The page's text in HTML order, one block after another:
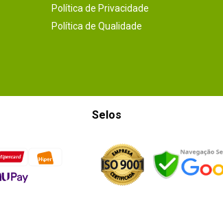
Política de Privacidade
Política de Qualidade
Selos